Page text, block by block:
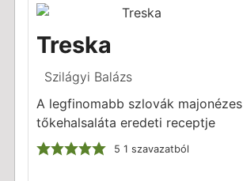
Treska
Szilágyi Balázs
A legfinomabb szlovák majonézes
tőkehalsaláta eredeti receptje
5 1 szavazatból